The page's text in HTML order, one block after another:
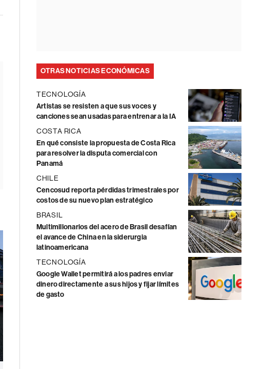
OTRAS NOTICIAS ECONÓMICAS
TECNOLOGÍA
Artistas se resisten a que sus voces y
canciones sean usadas para entrenar a la IA
COSTA RICA
En qué consiste la propuesta de Costa Rica
para resolver la disputa comercial con
Panamá
CHILE
Cencosud reporta pérdidas trimestrales por
costos de su nuevo plan estratégico
BRASIL
Multimillonarios del acero de Brasil desafían
el avance de China en la siderurgia
latinoamericana
TECNOLOGÍA
Google Wallet permitirá a los padres enviar
dinero directamente a sus hijos y fijar límites
de gasto